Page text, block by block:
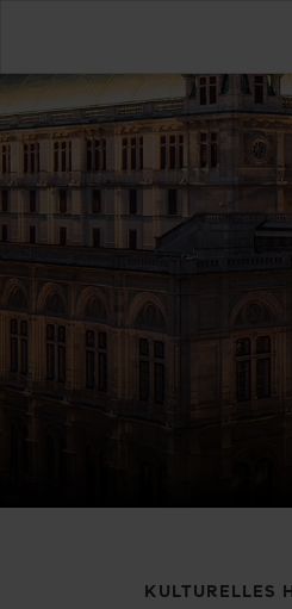
KULTURELLES